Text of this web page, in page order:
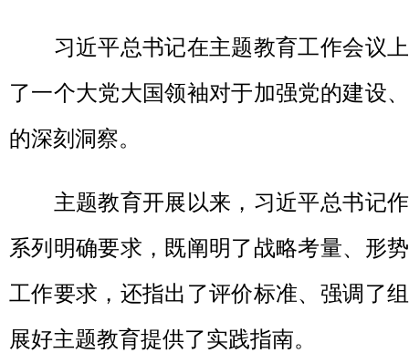
习近平总书记在主题教育工作会议上
了一个大党大国领袖对于加强党的建设
的深刻洞察。
主题教育开展以来，习近平总书记作
系列明确要求，既阐明了战略考量、形
工作要求，还指出了评价标准、强调了
展好主题教育提供了实践指南。